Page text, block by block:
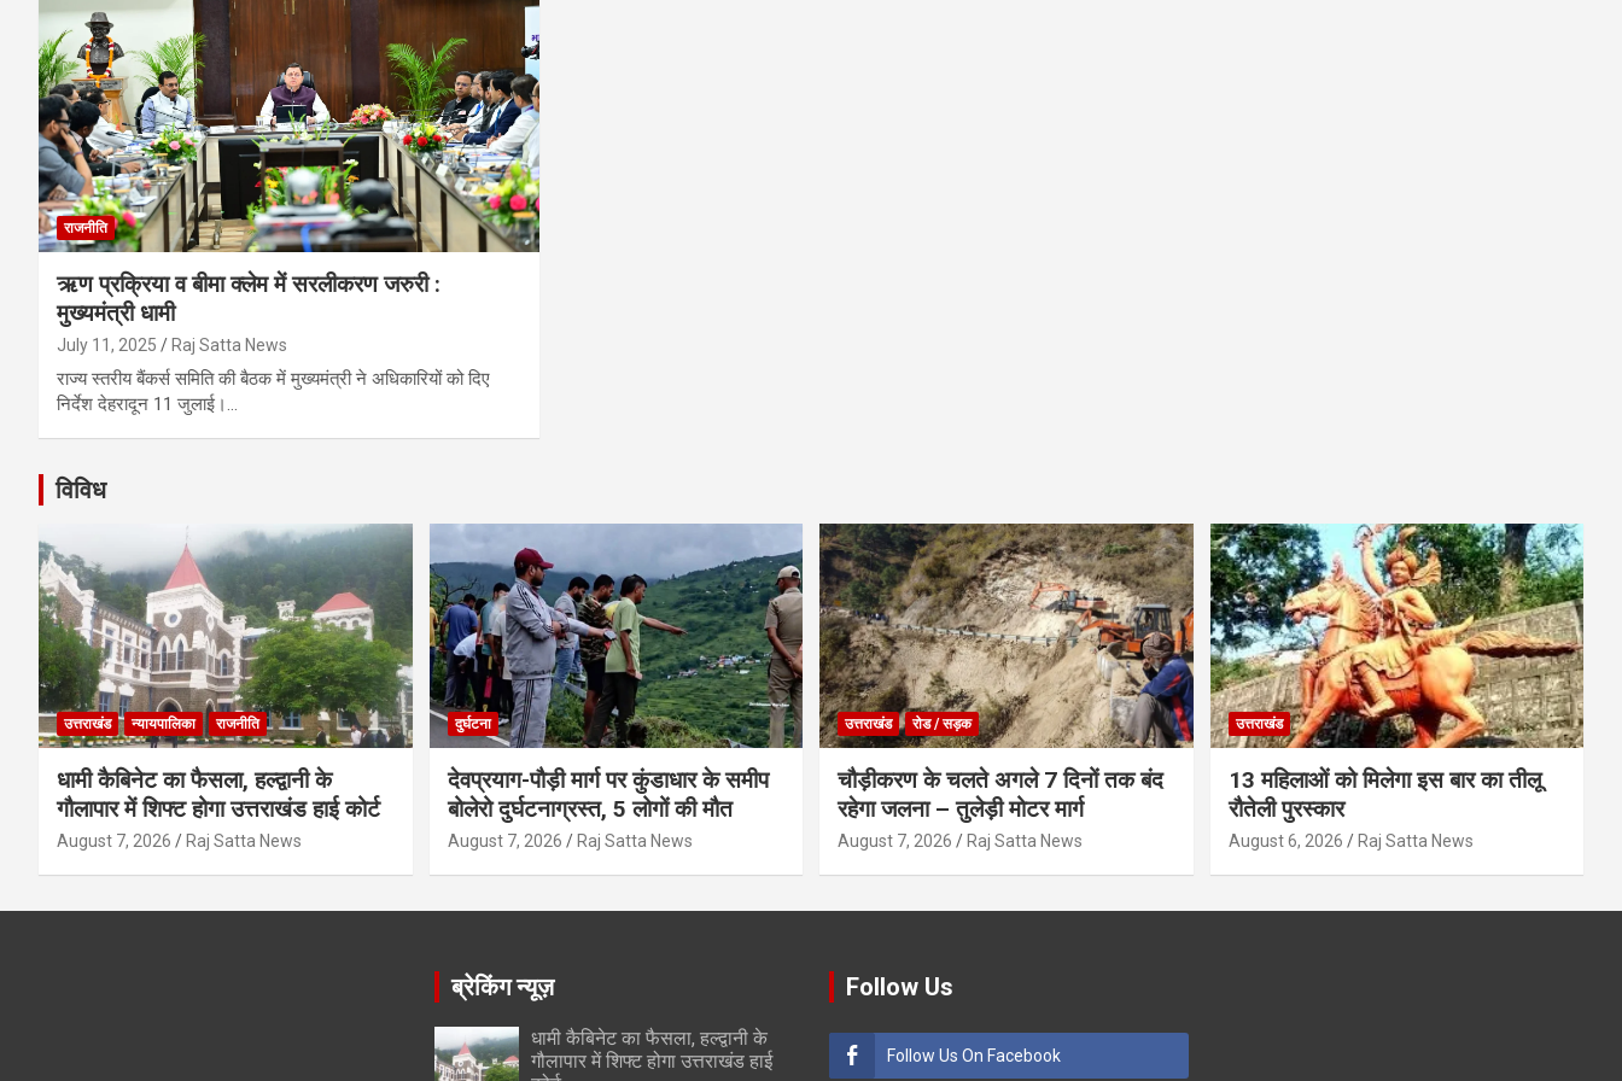
राजनीति
ऋण प्रक्रिया व बीमा क्लेम में सरलीकरण जरुरी :
मुख्यमंत्री धामी
July 11, 2025 Raj Satta News
राज्य स्तरीय बैंकर्स समिति की बैठक में मुख्यमंत्री ने अधिकारियों को दिए
निर्देश देहरादून 11 जुलाई।…
विविध
उत्तराखंड न्यायपालिका राजनीति
धामी कैबिनेट का फैसला, हल्द्वानी के
गौलापार में शिफ्ट होगा उत्तराखंड हाई कोर्ट
August 7, 2026 Raj Satta News
दुर्घटना
देवप्रयाग-पौड़ी मार्ग पर कुंडाधार के समीप
बोलेरो दुर्घटनाग्रस्त, 5 लोगों की मौत
August 7, 2026 Raj Satta News
उत्तराखंड रोड / सड़क
चौड़ीकरण के चलते अगले 7 दिनों तक बंद
रहेगा जलना – तुलेड़ी मोटर मार्ग
August 7, 2026 Raj Satta News
उत्तराखंड
13 महिलाओं को मिलेगा इस बार का तीलू
रौतेली पुरस्कार
August 6, 2026 Raj Satta News
ब्रेकिंग न्यूज़
धामी कैबिनेट का फैसला, हल्द्वानी के
गौलापार में शिफ्ट होगा उत्तराखंड हाई
Follow Us
Follow Us On Facebook